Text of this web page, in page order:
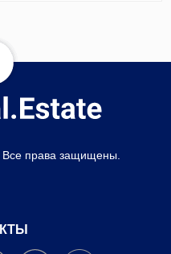
права защищены.